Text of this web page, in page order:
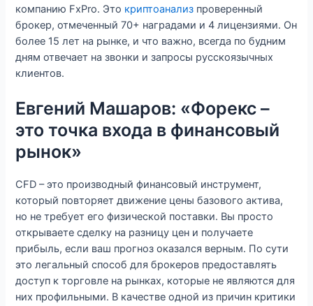
компанию FxPro. Это криптоанализ проверенный
брокер, отмеченный 70+ наградами и 4 лицензиями. Он
более 15 лет на рынке, и что важно, всегда по будним
дням отвечает на звонки и запросы русскоязычных
клиентов.
Евгений Машаров: «Форекс –
это точка входа в финансовый
рынок»
CFD – это производный финансовый инструмент,
который повторяет движение цены базового актива,
но не требует его физической поставки. Вы просто
открываете сделку на разницу цен и получаете
прибыль, если ваш прогноз оказался верным. По сути
это легальный способ для брокеров предоставлять
доступ к торговле на рынках, которые не являются для
них профильными. В качестве одной из причин критики